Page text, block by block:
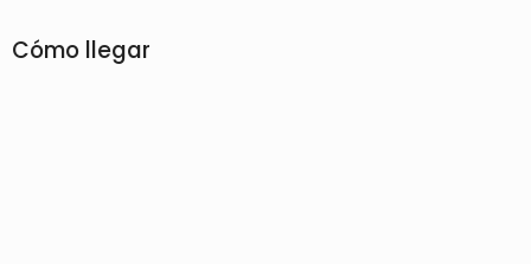
Cómo llegar